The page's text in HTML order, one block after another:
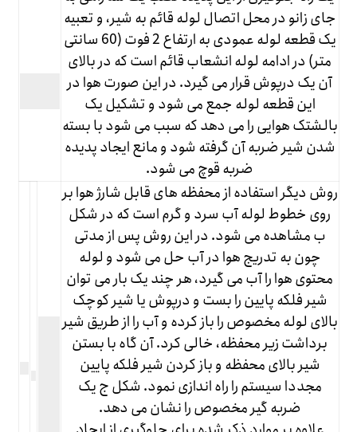
جای زانو در محل اتصال لوله قائم به شیر، و تعبیه
یک قطعه لوله عمودی به ارتفاع 2 فوت (60 سانتی
متر) در ادامه لوله انشعاب قائم است که در بالای
آن یک درپوش قرار می گیرد. در این صورت هوا در
این قطعه لوله جمع می شود و تشکیل یک
بالشتک هوایی را می دهد که سبب می شود با بسته
شدن شیر ضربه آن گرفته شود و مانع ایجاد پدیده
ضربه قوچ می شود.
روش دیگر استفاده از محفظه های قابل شارژ هوا بر
روی خطوط لوله آب سرد و گرم است که در شکل
ب مشاهده می شود. در این روش پس از مدتی
چون به تدریج هوا در آب حل می شود و لوله
محتوی هوا را آب می گیرد، هر چند یک بار می توان
شیر فلکه پایین را بست و درپوش یا شیر کوچک
بالای لوله مخصوص را باز کرده و آب را از طریق شیر
برداشت زیر محفظه، خالی کرد. آن گاه با بستن
شیر بالای محفظه و باز کردن شیر فلکه پایین
مجددا سیستم را راه اندازی نمود. شکل ج یک
ضربه گیر مخصوص را نشان می دهد.